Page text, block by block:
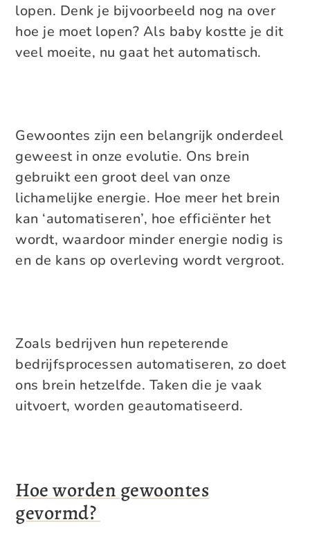
lopen. Denk je bijvoorbeeld nog na over
hoe je moet lopen? Als baby kostte je dit
veel moeite, nu gaat het automatisch.
Gewoontes zijn een belangrijk onderdeel
geweest in onze evolutie. Ons brein
gebruikt een groot deel van onze
lichamelijke energie. Hoe meer het brein
kan ‘automatiseren’, hoe efficiënter het
wordt, waardoor minder energie nodig is
en de kans op overleving wordt vergroot.
Zoals bedrijven hun repeterende
bedrijfsprocessen automatiseren, zo doet
ons brein hetzelfde. Taken die je vaak
uitvoert, worden geautomatiseerd.
Hoe worden gewoontes
gevormd?